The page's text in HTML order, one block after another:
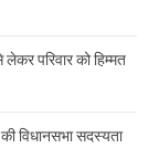
लेकर परिवार को हिम्मत
विधानसभा सदस्यता